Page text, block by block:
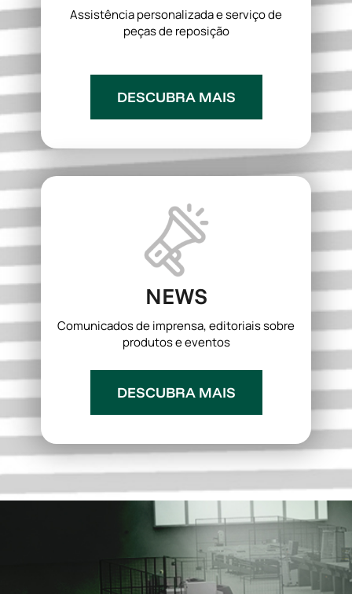
Assistência personalizada e serviço de
peças de reposição
DESCUBRA MAIS
NEWS
Comunicados de imprensa, editoriais sobre
produtos e eventos
DESCUBRA MAIS